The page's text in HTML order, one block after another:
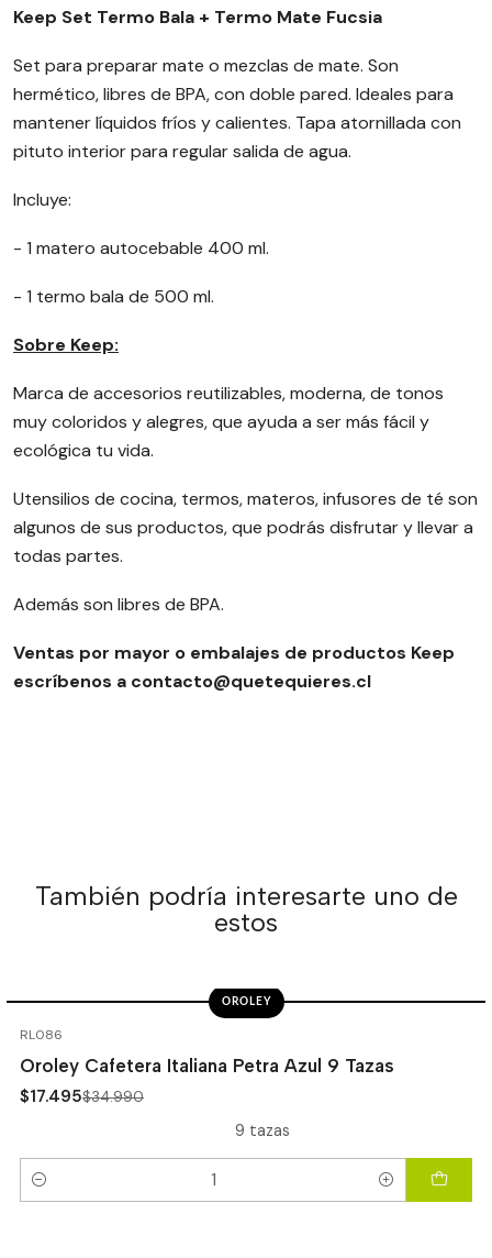
Keep Set Termo Bala + Termo Mate Fucsia
Set para preparar mate o mezclas de mate. Son
hermético, libres de BPA, con doble pared. Ideales para
mantener líquidos fríos y calientes. Tapa atornillada con
pituto interior para regular salida de agua.
Incluye:
- 1 matero autocebable 400 ml.
- 1 termo bala de 500 ml.
Sobre Keep:
Marca de accesorios reutilizables, moderna, de tonos
muy coloridos y alegres, que ayuda a ser más fácil y
ecológica tu vida.
Utensilios de cocina, termos, materos, infusores de té son
algunos de sus productos, que podrás disfrutar y llevar a
todas partes.
Además son libres de BPA.
Ventas por mayor o embalajes de productos Keep
escríbenos a contacto@quetequieres.cl
También podría interesarte uno de
estos
RL086
OROLEY
Oroley Cafetera Italiana Petra Azul 9 Tazas
$17.495$34.990
9 tazas
Cantidad